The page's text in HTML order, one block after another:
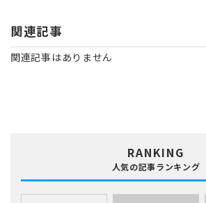
関連記事
関連記事はありません
RANKING
人気の記事ランキング